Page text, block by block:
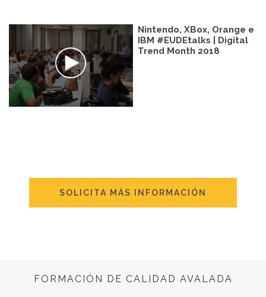
Nintendo, XBox, Orange e
IBM #EUDEtalks | Digital
Trend Month 2018
SOLICITA MÁS INFORMACIÓN
FORMACIÓN DE CALIDAD AVALADA